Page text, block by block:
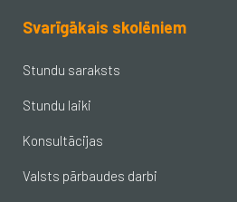
Svarīgākais skolēniem
Stundu saraksts
Stundu laiki
Konsultācijas
Valsts pārbaudes darbi